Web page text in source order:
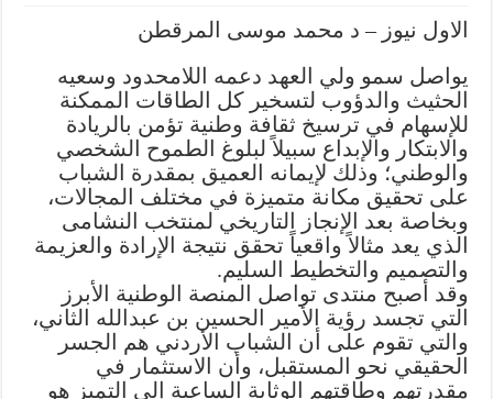
ولي
مُمَكِنات
ريادية
لفرص
الغد
الواعدة
مغلقة
الاول نيوز – د محمد موسى المرقطن
يواصل سمو ولي العهد دعمه اللامحدود وسعيه
الحثيث والدؤوب لتسخير كل الطاقات الممكنة
للإسهام في ترسيخ ثقافة وطنية تؤمن بالريادة
والابتكار والإبداع سبيلاً لبلوغ الطموح الشخصي
والوطني؛ وذلك لإيمانه العميق بمقدرة الشباب
على تحقيق مكانة متميزة في مختلف المجالات،
وبخاصة بعد الإنجاز التاريخي لمنتخب النشامى
الذي يعد مثالاً واقعياً تحقق نتيجة الإرادة والعزيمة
والتصميم والتخطيط السليم.
وقد أصبح منتدى تواصل المنصة الوطنية الأبرز
التي تجسد رؤية الأمير الحسين بن عبدالله الثاني،
والتي تقوم على أن الشباب الأردني هم الجسر
الحقيقي نحو المستقبل، وأن الاستثمار في
مقدرتهم وطاقتهم الوثابة الساعية إلى التميز هو